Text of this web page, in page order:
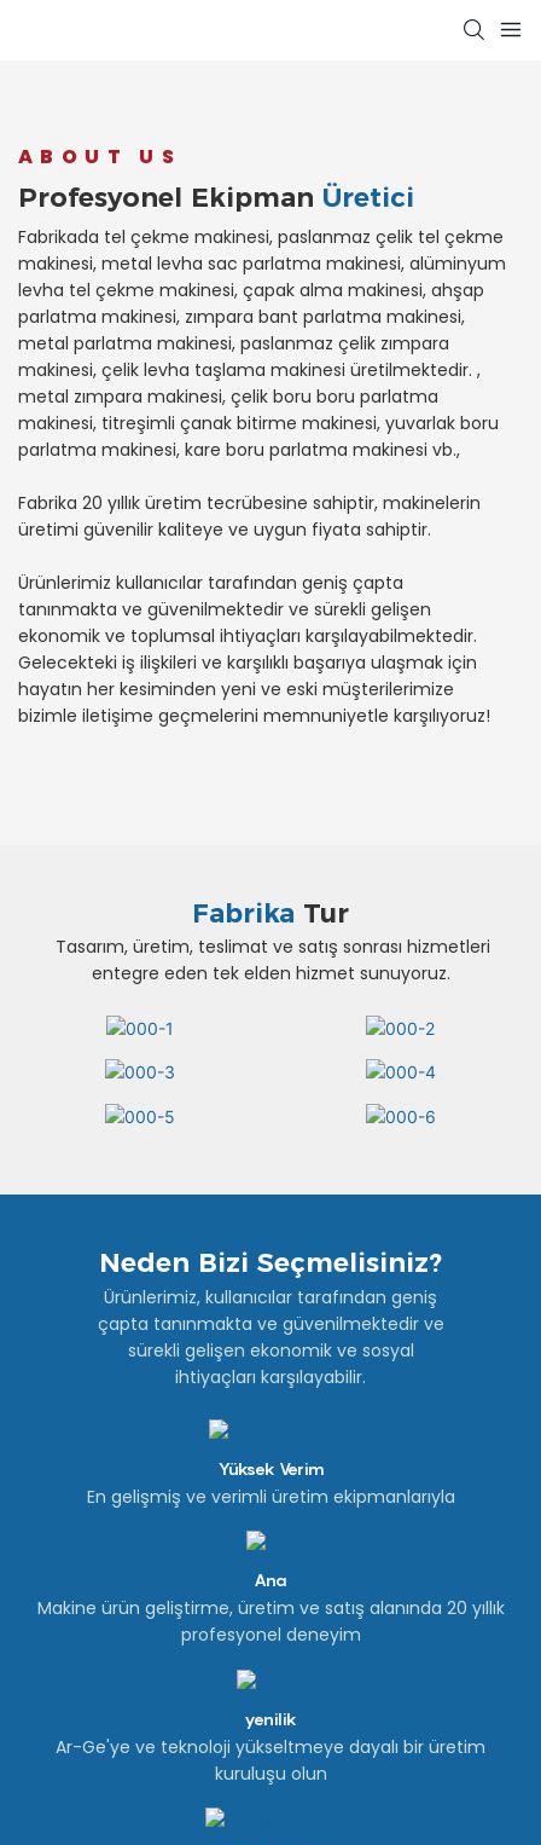
ABOUT US
Profesyonel Ekipman Üretici
Fabrikada tel çekme makinesi, paslanmaz çelik tel çekme
makinesi, metal levha sac parlatma makinesi, alüminyum
levha tel çekme makinesi, çapak alma makinesi, ahşap
parlatma makinesi, zımpara bant parlatma makinesi,
metal parlatma makinesi, paslanmaz çelik zımpara
makinesi, çelik levha taşlama makinesi üretilmektedir. ,
metal zımpara makinesi, çelik boru boru parlatma
makinesi, titreşimli çanak bitirme makinesi, yuvarlak boru
parlatma makinesi, kare boru parlatma makinesi vb.,
Fabrika 20 yıllık üretim tecrübesine sahiptir, makinelerin
üretimi güvenilir kaliteye ve uygun fiyata sahiptir.
Ürünlerimiz kullanıcılar tarafından geniş çapta
tanınmakta ve güvenilmektedir ve sürekli gelişen
ekonomik ve toplumsal ihtiyaçları karşılayabilmektedir.
Gelecekteki iş ilişkileri ve karşılıklı başarıya ulaşmak için
hayatın her kesiminden yeni ve eski müşterilerimize
bizimle iletişime geçmelerini memnuniyetle karşılıyoruz!
Fabrika Tur
Tasarım, üretim, teslimat ve satış sonrası hizmetleri
entegre eden tek elden hizmet sunuyoruz.
Neden Bizi Seçmelisiniz?
Ürünlerimiz, kullanıcılar tarafından geniş
çapta tanınmakta ve güvenilmektedir ve
sürekli gelişen ekonomik ve sosyal
ihtiyaçları karşılayabilir.
Yüksek Verim
En gelişmiş ve verimli üretim ekipmanlarıyla
Ana
Makine ürün geliştirme, üretim ve satış alanında 20 yıllık
profesyonel deneyim
yenilik
Ar-Ge'ye ve teknoloji yükseltmeye dayalı bir üretim
kuruluşu olun